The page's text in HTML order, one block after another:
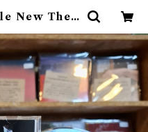
New Theo